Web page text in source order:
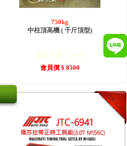
750kg
中柱頂高機 ( 千斤頂型)
建議售價 : 12000
會員價 $ 8500